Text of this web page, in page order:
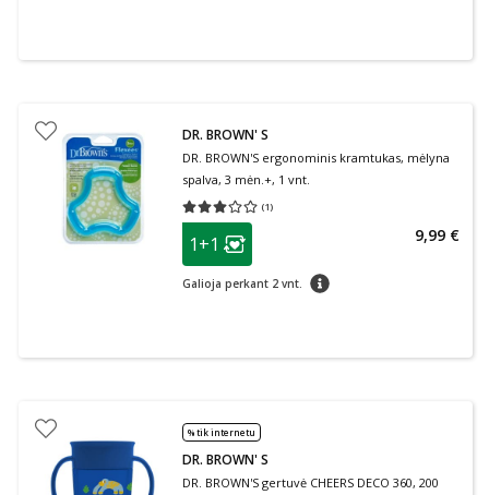
DR. BROWN' S
DR. BROWN'S ergonominis kramtukas, mėlyna
spalva, 3 mėn.+, 1 vnt.
(1)
Vidutinis įvertinimas 3.00
patarimas
Lojalumo klubo narių nuolaida
1+1
Galioja perkant 2 vnt. patarimas
9,99 €
% tik internetu
DR. BROWN' S
DR. BROWN'S gertuvė CHEERS DECO 360, 200